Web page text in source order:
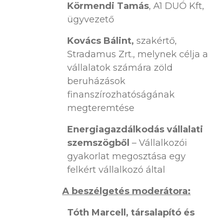
Körmendi Tamás, A1 DUÓ Kft,
ügyvezető
Kovács Bálint, szakértő,
Stradamus Zrt., melynek célja a
vállalatok számára zöld
beruházások
finanszírozhatóságának
megteremtése
Energiagazdálkodás vállalati
szemszögből – Vállalkozói
gyakorlat megosztása egy
felkért vállalkozó által
A beszélgetés moderátora:
Tóth Marcell, társalapító és